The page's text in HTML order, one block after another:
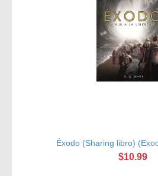
Éxodo (Sharing libro)
$10.99